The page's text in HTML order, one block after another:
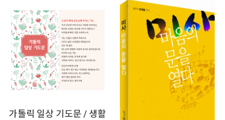
가톨릭 일상 기도문 / 생활